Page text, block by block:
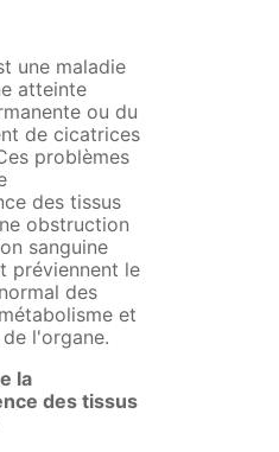
une maladie
atteinte
ou du
de cicatrices
problèmes
des tissus
obstruction
sanguine
préviennent le
des
et
l'organe.
la
des tissus